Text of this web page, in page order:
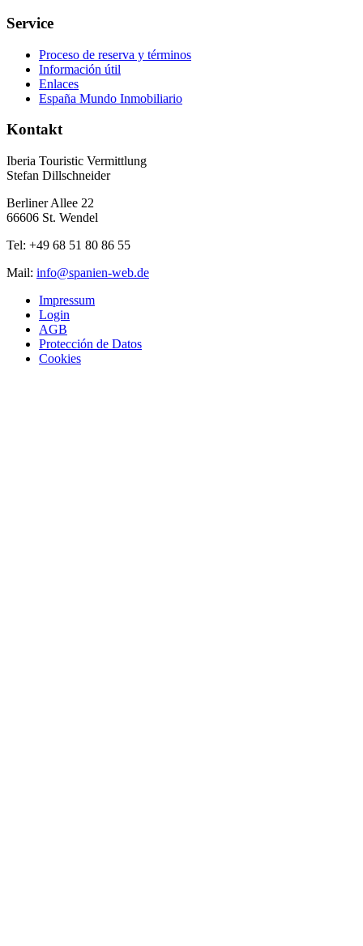
Service
Proceso de reserva y términos
Información útil
Enlaces
España Mundo Inmobiliario
Kontakt
Iberia Touristic Vermittlung
Stefan Dillschneider
Berliner Allee 22
66606 St. Wendel
Tel: +49 68 51 80 86 55
Mail: info@spanien-web.de
Impressum
Login
AGB
Protección de Datos
Cookies